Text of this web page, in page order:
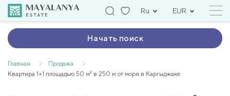
Ru EUR
Начать поиск
Главная
Продажа
Квартира 1+1 площадью 50 м² в 250 м от моря в Каргыджаке